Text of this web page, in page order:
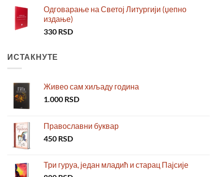
Одговарање на Светој Литургији (џепно
издање)
330 RSD
ИСТАКНУТЕ
Живео сам хиљаду година
1.000 RSD
Православни буквар
450 RSD
Три гуруа, један младић и старац Пајсије